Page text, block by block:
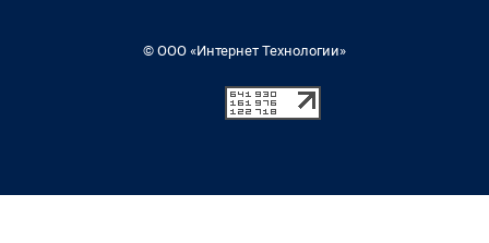
© ООО «Интернет Технологии»